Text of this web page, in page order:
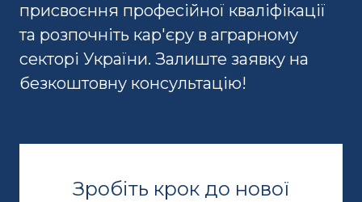
присвоєння професійної кваліфікації
та розпочніть кар'єру в аграрному
секторі України. Залиште заявку на
безкоштовну консультацію!
Зробіть крок до нової